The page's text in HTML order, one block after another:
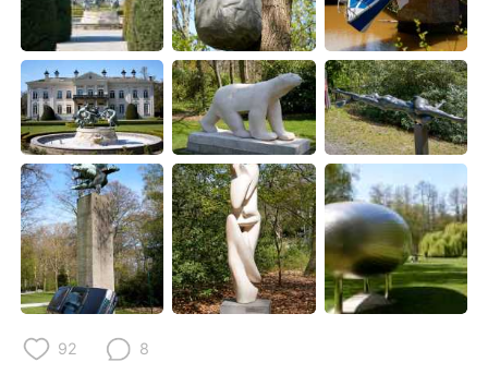
العربية Français
日本語 한국어
Русский ไทย
Indonesia Italiano
Türkçe Tiếng Việt
Português
92 8